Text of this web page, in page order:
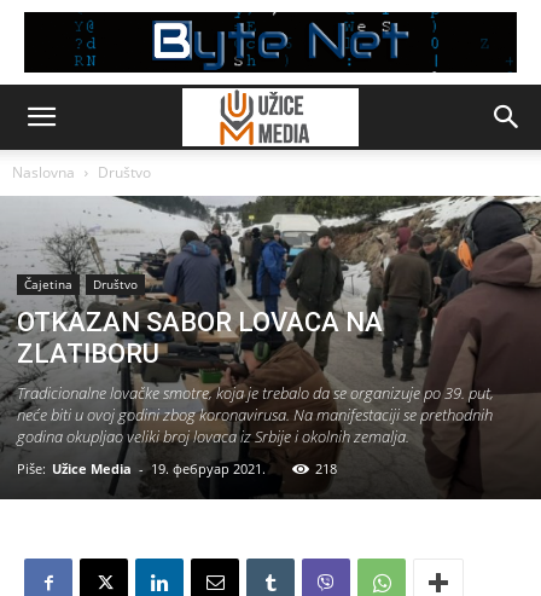
Naslovna Društvo
Čajetina Društvo
OTKAZAN SABOR LOVACA NA
ZLATIBORU
Tradicionalne lovačke smotre, koja je trebalo da se organizuje po 39. put,
neće biti u ovoj godini zbog koronavirusa. Na manifestaciji se prethodnih
godina okupljao veliki broj lovaca iz Srbije i okolnih zemalja.
Piše: Užice Media - 19. фебруар 2021. 218